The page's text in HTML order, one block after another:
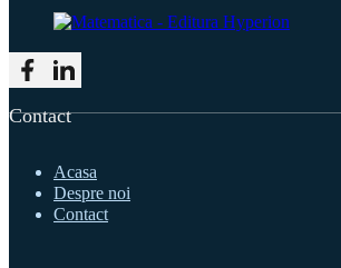
Follow me on Facebook
Follow me on LinkedIn
Contact
Acasa
Despre noi
Contact